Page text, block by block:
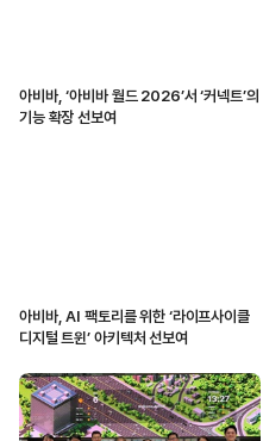
아비바, ‘아비바 월드 2026’서 ‘커넥트’의
기능 확장 선보여
아비바, AI 팩토리를 위한 ‘라이프사이클
디지털 트윈’ 아키텍처 선보여